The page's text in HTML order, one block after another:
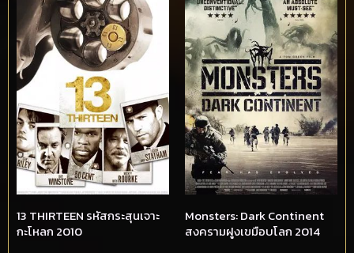
13 THIRTEEN รหัสกระสุนเจาะ
กะโหลก 2010
Monsters: Dark Continent
สงครามฝูงเขมือบโลก 2014